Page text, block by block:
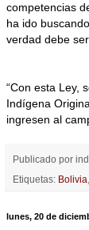
competencias
ha ido
verdad debe
“Con esta Ley,
Indígena
ingresen al
Publicado por
Etiquetas: Bolivia
lunes, 20 de